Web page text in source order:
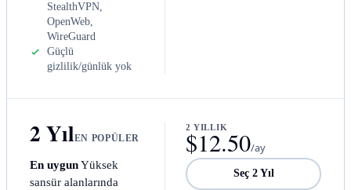
StealthVPN,
OpenWeb,
WireGuard
Güçlü
gizlilik/günlük yok
2 YılEN POPÜLER
En uygunYüksek
sansür alanlarında
2 YILLIK
$12.50/ay
Seç 2 Yıl